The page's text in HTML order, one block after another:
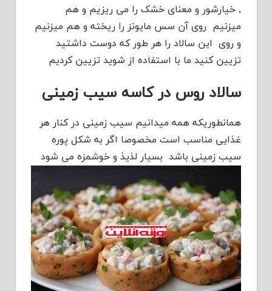
, خیارشور و معنای خشک را می ریزیم و هم
میزنیم روی آن سس مایونز را ریخته و هم میزنیم
و روی این سالاد را هر طور که دوست داشتید
تزیین کنید ما با استفاده از شوید تزیین کردیم
سالاد روس در کاسه سیب زمینی
همانطوریکه همه میدانیم سیب زمینی در کنار هر
غذایی مناسب است مخصوصا اگر به شکل پوره
سیب زمینی باشد بسیار لذیذ و خوشمزه می شود